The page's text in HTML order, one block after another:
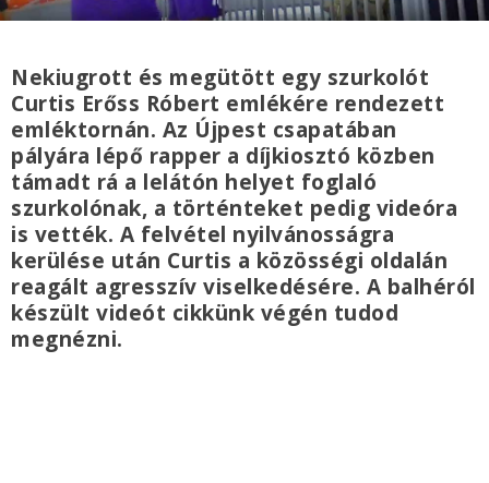
Nekiugrott és megütött egy szurkolót
Curtis Erőss Róbert emlékére rendezett
emléktornán. Az Újpest csapatában
pályára lépő rapper a díjkiosztó közben
támadt rá a lelátón helyet foglaló
szurkolónak, a történteket pedig videóra
is vették. A felvétel nyilvánosságra
kerülése után Curtis a közösségi oldalán
reagált agresszív viselkedésére. A balhéról
készült videót cikkünk végén tudod
megnézni.